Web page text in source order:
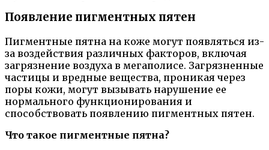
Появление пигментных пятен
Пигментные пятна на коже могут появляться из-
за воздействия различных факторов, включая
загрязнение воздуха в мегаполисе. Загрязненные
частицы и вредные вещества, проникая через
поры кожи, могут вызывать нарушение ее
нормального функционирования и
способствовать появлению пигментных пятен.
Что такое пигментные пятна?